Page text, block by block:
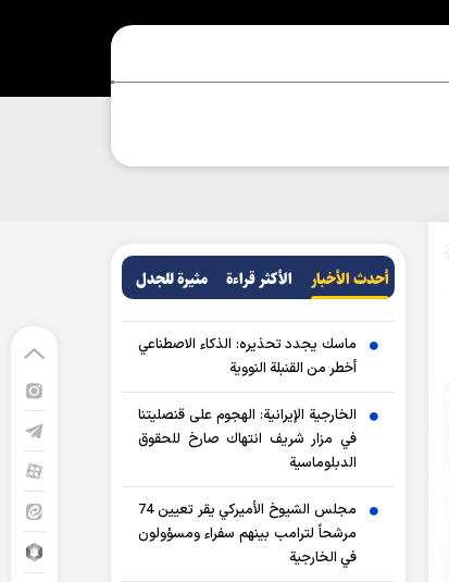
أحدث الأخبار الأکثر قراءة مثيرة للجدل
ماسك يجدد تحذيره: الذكاء الاصطناعي
أخطر من القنبلة النووية
الخارجية الإيرانية: الهجوم على قنصليتنا
في مزار شريف انتهاك صارخ للحقوق
الدبلوماسية
مجلس الشيوخ الأميركي يقر تعيين 74
مرشحاً لترامب بينهم سفراء ومسؤولون
في الخارجية